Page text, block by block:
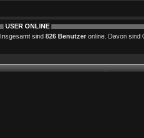
USER ONLINE
Insgesamt sind 826 Benutzer online. Davon sind